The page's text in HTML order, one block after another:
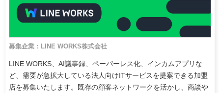
募集企業：LINE WORKS株式会社
LINE WORKS、AI議事録、ペーパーレス化、インカムアプリな
ど、需要が急拡大している法人向けITサービスを提案できる加盟
店を募集いたします。既存の顧客ネットワークを活かし、商談や